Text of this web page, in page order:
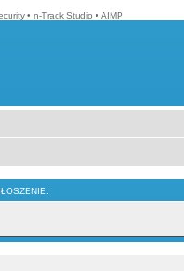
• n-Track Studio • AIMP